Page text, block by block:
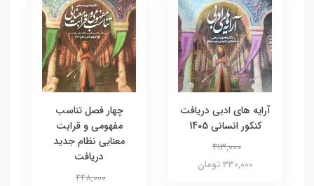
آرایه های ادبی دریافت
کنکور انسانی 1405
413,000
330,000 تومان
چهار فصل تناسب
مفهومی و قرابت
معنایی نظام جدید
دریافت
448,000